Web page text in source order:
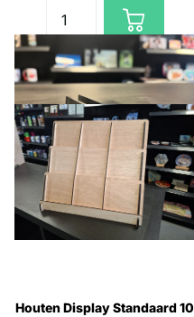
Houten Display Standaard 10